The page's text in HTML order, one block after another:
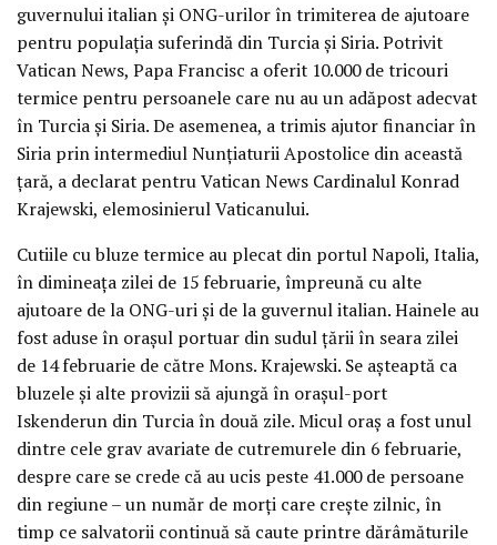
guvernului italian și ONG-urilor în trimiterea de ajutoare
pentru populația suferindă din Turcia și Siria. Potrivit
Vatican News, Papa Francisc a oferit 10.000 de tricouri
termice pentru persoanele care nu au un adăpost adecvat
în Turcia și Siria. De asemenea, a trimis ajutor financiar în
Siria prin intermediul Nunțiaturii Apostolice din această
țară, a declarat pentru Vatican News Cardinalul Konrad
Krajewski, elemosinierul Vaticanului.
Cutiile cu bluze termice au plecat din portul Napoli, Italia,
în dimineața zilei de 15 februarie, împreună cu alte
ajutoare de la ONG-uri și de la guvernul italian. Hainele au
fost aduse în orașul portuar din sudul țării în seara zilei
de 14 februarie de către Mons. Krajewski. Se așteaptă ca
bluzele și alte provizii să ajungă în orașul-port
Iskenderun din Turcia în două zile. Micul oraș a fost unul
dintre cele grav avariate de cutremurele din 6 februarie,
despre care se crede că au ucis peste 41.000 de persoane
din regiune – un număr de morți care crește zilnic, în
timp ce salvatorii continuă să caute printre dărâmăturile